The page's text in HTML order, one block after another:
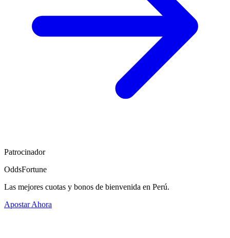
Patrocinador
OddsFortune
Las mejores cuotas y bonos de bienvenida en Perú.
Apostar Ahora